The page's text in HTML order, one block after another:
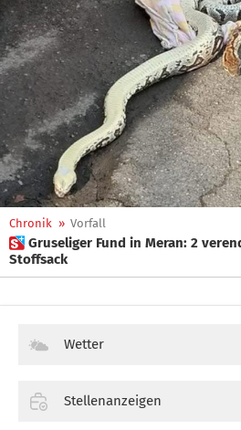
Chronik » Vorfall
 Gruseliger Fund in Meran: 2 verendete Boa constrictor in
Stoffsack
Wetter
Stellenanzeigen